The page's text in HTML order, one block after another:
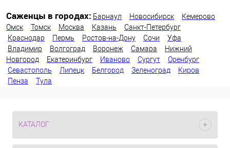
Саженцы в городах: Барнаул Новосибирск
Кемерово
Омск
Томск Москва Казань
Санкт-Петербург
Краснодар
Пермь Ростов-на-Дону Сочи
Уфа
Владимир
Волгоград Воронеж Самара
Нижний
Новгород
Екатеринбург Иваново Сургут
Оренбург
Севастополь
Липецк Белгород Зеленоград
Киров
Пенза
Тула
КАТАЛОГ